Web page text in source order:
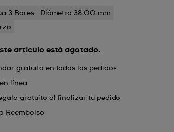
3 Bares
Diámetro 38.00 mm
artículo está agotado.
gratuita en todos los pedidos
línea
gratuito al finalizar tu pedido
Reembolso